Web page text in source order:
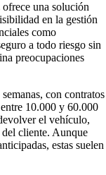
una solución
en la gestión
como
a todo riesgo sin
preocupaciones
con contratos
10.000 y 60.000
el vehículo,
cliente. Aunque
estas suelen